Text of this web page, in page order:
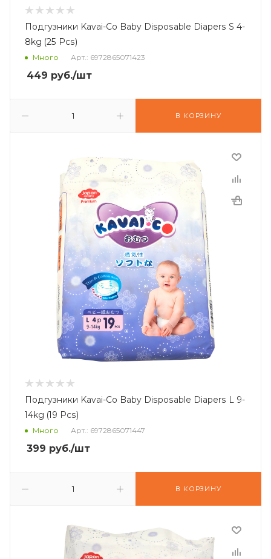
Подгузники Kavai-Co Baby Disposable Diapers S 4-
8kg (25 Pcs)
Много Арт.: 6972865071423
449 руб./шт
В КОРЗИНУ
Подгузники Kavai-Co Baby Disposable Diapers L 9-
14kg (19 Pcs)
Много Арт.: 6972865071447
399 руб./шт
В КОРЗИНУ